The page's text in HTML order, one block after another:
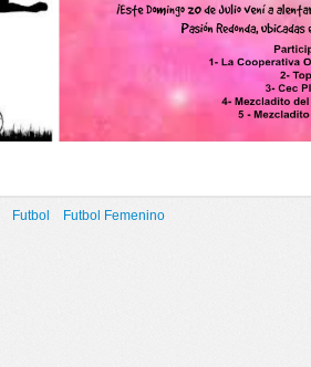
Futbol Futbol Femenino